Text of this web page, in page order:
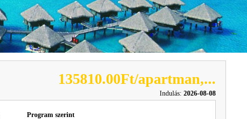
135810.00Ft/apartman,...
Indulás: 2026-08-08
Program szerint